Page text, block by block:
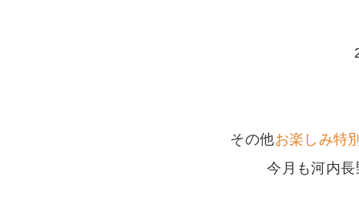
その他お楽しみ特
今月も河内